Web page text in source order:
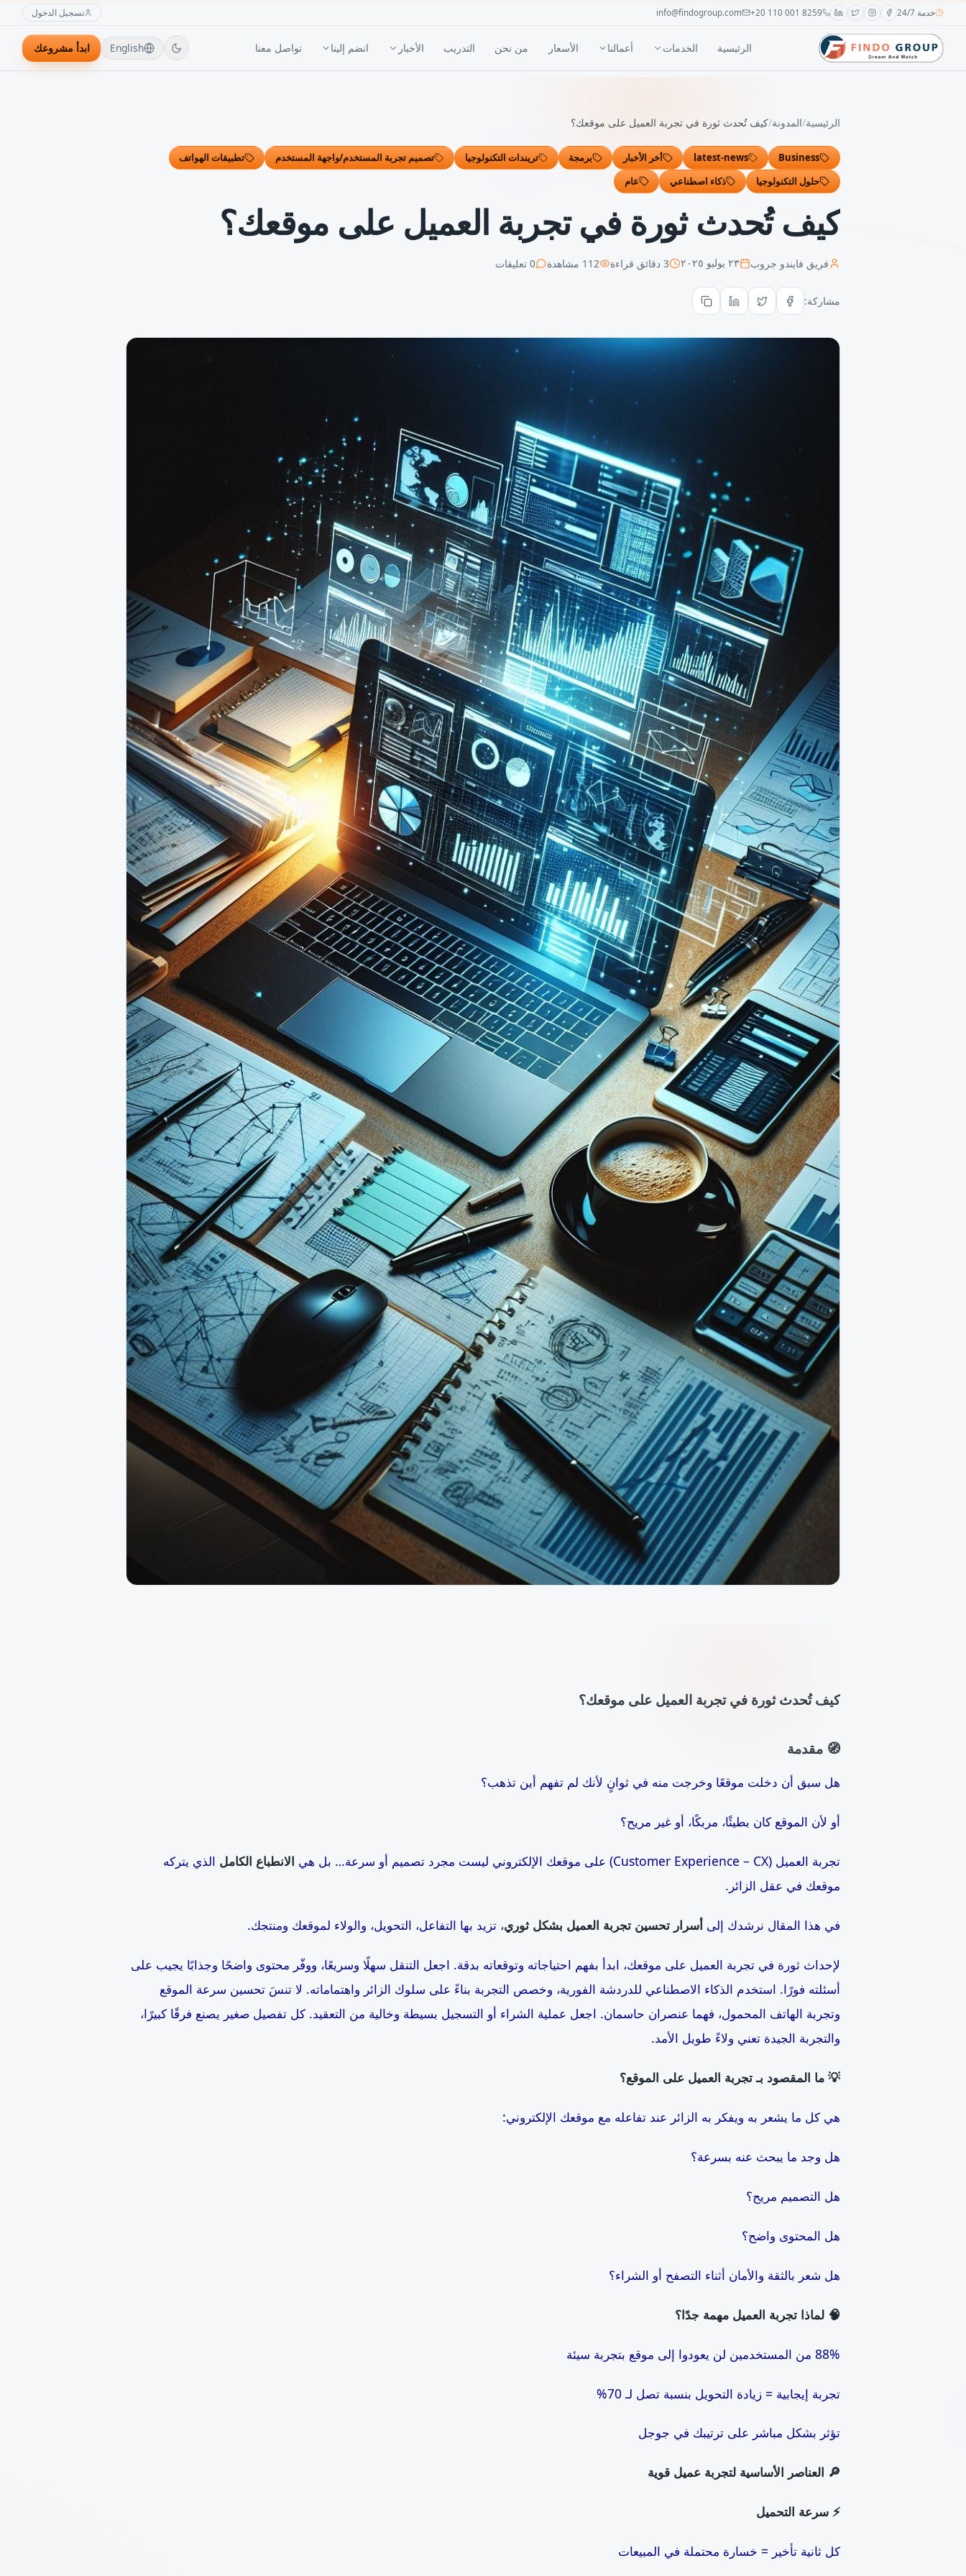
خدمة 24/7 +20 110 001 8259
info@findogroup.com تسجيل الدخول
الرئيسية الخدمات أعمالنا الأسعار من نحن التدريب الأخبار انضم إلينا تواصل معنا English ابدأ مشروعك
الرئيسية/المدونة/كيف تُحدث ثورة في تجربة العميل على موقعك؟
Business
latest-news أخر الأخبار برمجة تريندات التكنولوجيا تصميم تجربة المستخدم/واجهة المستخدم
تطبيقات الهواتف
حلول التكنولوجيا
ذكاء اصطناعي عام
كيف تُحدث ثورة في تجربة العميل على موقعك؟
فريق فايندو جروب ٢٣ يوليو ٢٠٢٥ 3دقائق قراءة 112 مشاهدة 0تعليقات
مشاركة:
كيف تُحدث ثورة في تجربة العميل على موقعك؟
🧭 مقدمة
هل سبق أن دخلت موقعًا وخرجت منه في ثوانٍ لأنك لم تفهم أين تذهب؟
أو لأن الموقع كان بطيئًا، مربكًا، أو غير مريح؟
تجربة العميل (Customer Experience – CX) على موقعك الإلكتروني ليست مجرد تصميم أو سرعة… بل هي الانطباع الكامل الذي يتركه
موقعك في عقل الزائر.
في هذا المقال نرشدك إلىأسرار تحسين تجربة العميل بشكل ثوري، تزيد بها التفاعل، التحويل، والولاء لموقعك ومنتجك.
لإحداث ثورة في تجربة العميل على موقعك، ابدأ بفهم احتياجاته وتوقعاته بدقة. اجعل التنقل سهلًا وسريعًا، ووفّر محتوى واضحًا وجذابًا يجيب على
أسئلته فورًا. استخدم الذكاء الاصطناعي للدردشة الفورية، وخصص التجربة بناءً على سلوك الزائر واهتماماته. لا تنسَ تحسين سرعة الموقع
وتجربة الهاتف المحمول، فهما عنصران حاسمان. اجعل عملية الشراء أو التسجيل بسيطة وخالية من التعقيد. كل تفصيل صغير يصنع فرقًا كبيرًا،
والتجربة الجيدة تعني ولاءً طويل الأمد.
💡 ما المقصود بـ تجربة العميل على الموقع؟
هي كل ما يشعر به ويفكر به الزائر عند تفاعله مع موقعك الإلكتروني:
هل وجد ما يبحث عنه بسرعة؟
هل التصميم مريح؟
هل المحتوى واضح؟
هل شعر بالثقة والأمان أثناء التصفح أو الشراء؟
🧠 لماذا تجربة العميل مهمة جدًا؟
88% من المستخدمين لن يعودوا إلى موقع بتجربة سيئة
تجربة إيجابية = زيادة التحويل بنسبة تصل لـ 70%
تؤثر بشكل مباشر على ترتيبك في جوجل
🔎 العناصر الأساسية لتجربة عميل قوية
⚡️ سرعة التحميل
كل ثانية تأخير = خسارة محتملة في المبيعات